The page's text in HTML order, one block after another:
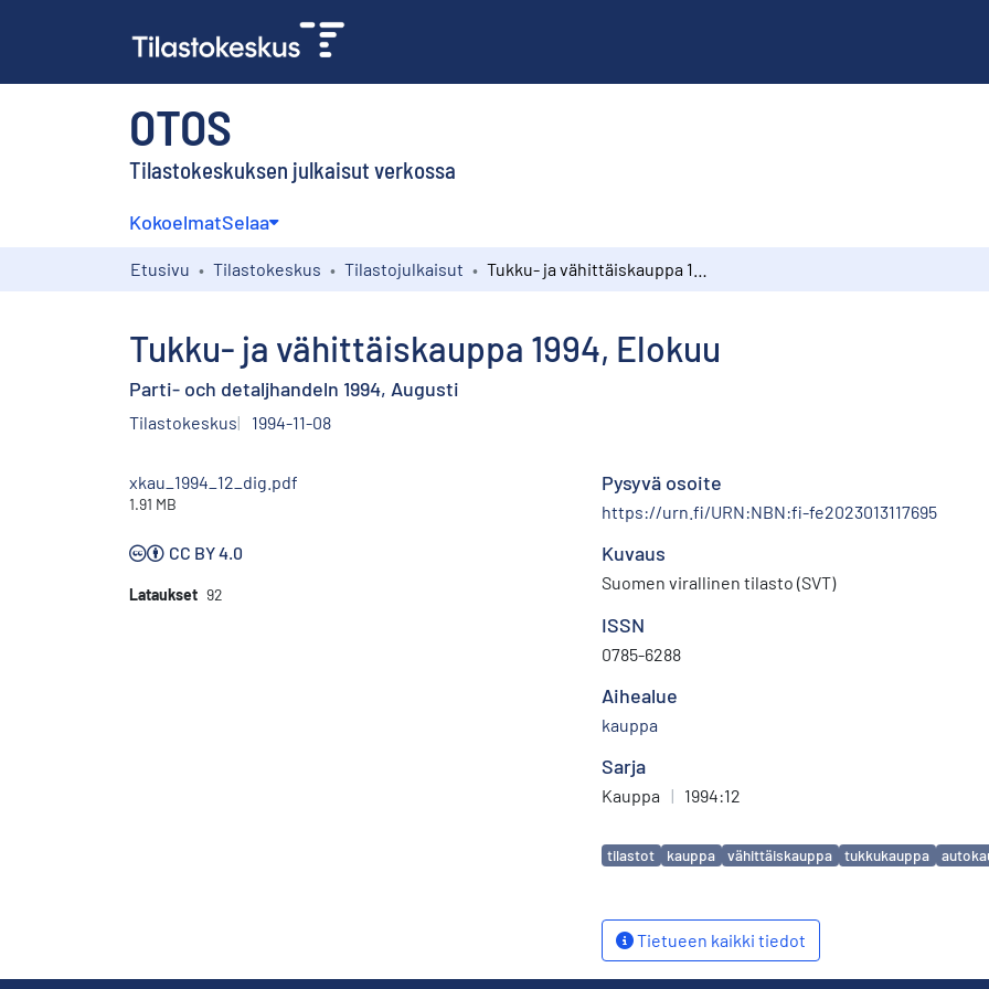
OTOS
Tilastokeskuksen julkaisut verkossa
KokoelmatSelaa
Etusivu Tilastokeskus Tilastojulkaisut
Tukku- ja vähittäiskauppa 1994, Elokuu
Parti- och detaljhandeln 1994, Augusti
Tilastokeskus 1994-11-08
xkau_1994_12_dig.pdf
1.91 MB
CC BY 4.0
Lataukset 92
Pysyvä osoite
https://urn.fi/URN:NBN:fi-fe2023013117695
Kuvaus
Suomen virallinen tilasto (SVT)
ISSN
0785-6288
Aihealue
kauppa
Sarja
Kauppa | 1994:12
Avainsanat
tilastot kauppa vähittäiskauppa tukkukauppa
Tietueen kaikki tiedot